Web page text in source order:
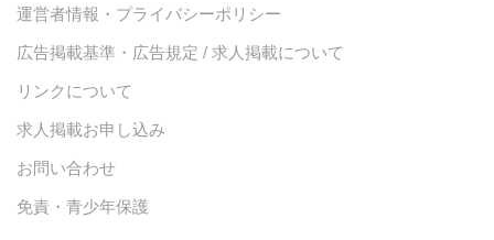
運営者情報・プライバシーポリシー
広告掲載基準・広告規定 / 求人掲載について
リンクについて
求人掲載お申し込み
お問い合わせ
免責・青少年保護